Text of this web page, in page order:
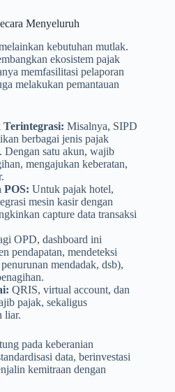
Menyeluruh
kebutuhan mutlak.
ekosistem pajak
memfasilitasi pelaporan
melakukan pemantauan
Terintegrasi: Misalnya, SIPD
berbagai jenis pajak
Dengan satu akun, wajib
mengajukan keberatan,
POS: Untuk pajak hotel,
mesin kasir dengan
capture data transaksi
OPD, dashboard ini
pendapatan, mendeteksi
mendadak, dsb),
QRIS, virtual account, dan
pajak, sekaligus
liar.
pada keberanian
data, berinvestasi
kemitraan dengan